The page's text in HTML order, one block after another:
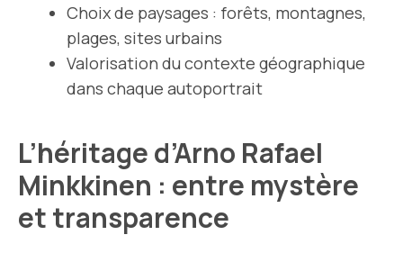
Choix de paysages : forêts, montagnes,
plages, sites urbains
Valorisation du contexte géographique
dans chaque autoportrait
L’héritage d’Arno Rafael
Minkkinen : entre mystère
et transparence